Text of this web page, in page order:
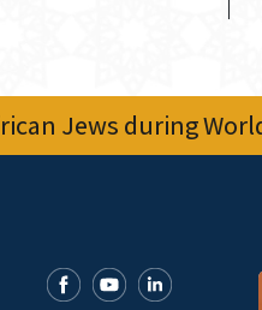
Jews during